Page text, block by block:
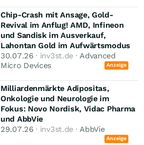
Chip-Crash mit Ansage, Gold-
Revival im Anflug! AMD, Infineon
und Sandisk im Ausverkauf,
Lahontan Gold im Aufwärtsmodus
30.07.26 · inv3st.de ·Advanced
Micro Devices
Anzeige
Milliardenmärkte Adipositas,
Onkologie und Neurologie im
Fokus: Novo Nordisk, Vidac Pharma
und AbbVie
29.07.26 · inv3st.de ·AbbVie
Anzeige